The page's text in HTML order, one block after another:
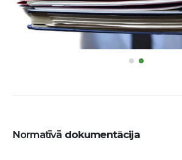
Normatīvā dokumentācija